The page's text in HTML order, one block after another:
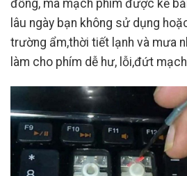
đồng, mà mạch phím được kẽ
lâu ngày bạn không sử dụng
trường ẩm,thời tiết lạnh và mưa
làm cho phím dễ hư, lỗi,đứt